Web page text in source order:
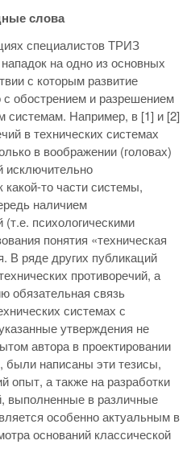
слова
специалистов ТРИЗ
на одно из основных
с которым развитие
обострением и разрешением
системам. Например, в [1] и [2]
в технических системах
в воображении (головах)
исключительно
то части системы,
наличием
психологическими
понятия «техническая
В ряде других публикаций
противоречий, а
обязательная связь
системах с
утверждения не
автора в проектировании
были написаны эти тезисы,
опыт, а также на разработки
выполненные в различные
особенно актуальным в
оснований классической